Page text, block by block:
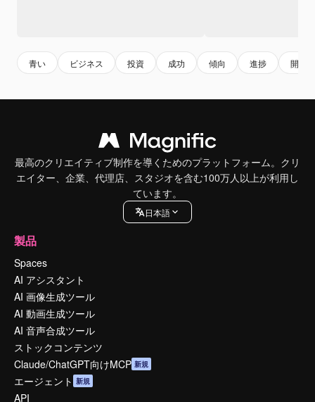
青い ビジネス 投資 成功 傾向 進捗 開発
最高のクリエイティブ制作を導くためのプラットフォーム。クリ
エイター、企業、代理店、スタジオを含む100万人以上が利用し
ています。
日本語
製品
Spaces
AI アシスタント
AI 画像生成ツール
AI 動画生成ツール
AI 音声合成ツール
ストックコンテンツ
Claude/ChatGPT向けMCP 新規
エージェント 新規
API